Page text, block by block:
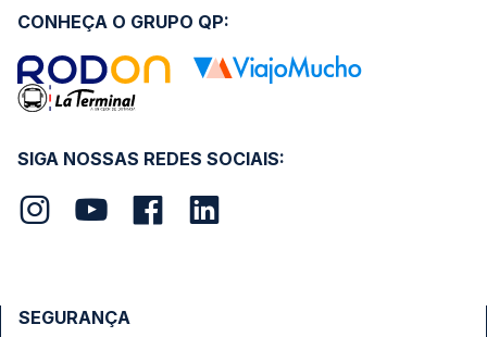
SIGA NOSSAS REDES SOCIAIS:
CONHEÇA O GRUPO QP:
SEGURANÇA